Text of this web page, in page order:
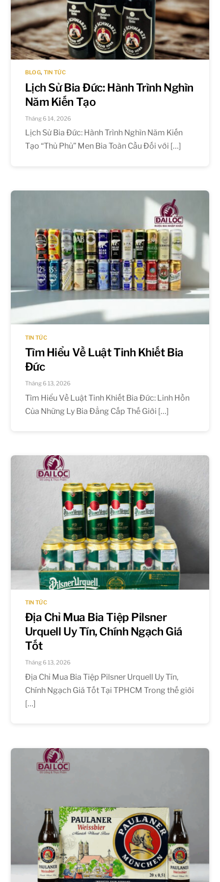
BLOG, TIN TỨC
Lịch Sử Bia Đức: Hành Trình Nghìn
Năm Kiến Tạo
Tháng 6 14, 2026
Lịch Sử Bia Đức: Hành Trình Nghìn Năm Kiến
Tạo “Thủ Phủ” Men Bia Toàn Cầu Đối với […]
TIN TỨC
Tìm Hiểu Về Luật Tinh Khiết Bia
Đức
Tháng 6 13, 2026
Tìm Hiểu Về Luật Tinh Khiết Bia Đức: Linh Hồn
Của Những Ly Bia Đẳng Cấp Thế Giới […]
TIN TỨC
Địa Chỉ Mua Bia Tiệp Pilsner
Urquell Uy Tín, Chính Ngạch Giá
Tốt
Tháng 6 13, 2026
Địa Chỉ Mua Bia Tiệp Pilsner Urquell Uy Tín,
Chính Ngạch Giá Tốt Tại TPHCM Trong thế giới
[…]